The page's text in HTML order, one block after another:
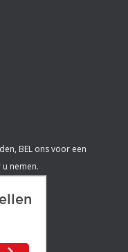
BEL ons voor een
nemen.